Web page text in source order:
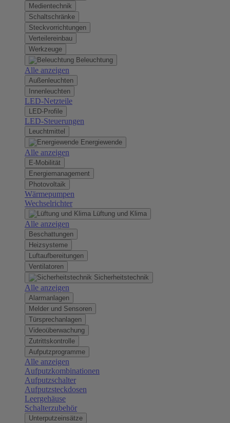
Medientechnik
Schaltschränke
Steckvorrichtungen
Verteilereinbau
Werkzeuge
Beleuchtung
Alle anzeigen
Außenleuchten
Innenleuchten
LED-Netzteile
LED-Profile
LED-Steuerungen
Leuchtmittel
Energiewende
Alle anzeigen
E-Mobilität
Energiemanagement
Photovoltaik
Wärmepumpen
Wechselrichter
Lüftung und Klima
Alle anzeigen
Beschattungen
Heizsysteme
Luftaufbereitungen
Ventilatoren
Sicherheitstechnik
Alle anzeigen
Alarmanlagen
Melder und Sensoren
Türsprechanlagen
Videoüberwachung
Zutrittskontrolle
Aufputzprogramme
Alle anzeigen
Aufputzkombinationen
Aufputzschalter
Aufputzsteckdosen
Leergehäuse
Schalterzubehör
Unterputzeinsätze